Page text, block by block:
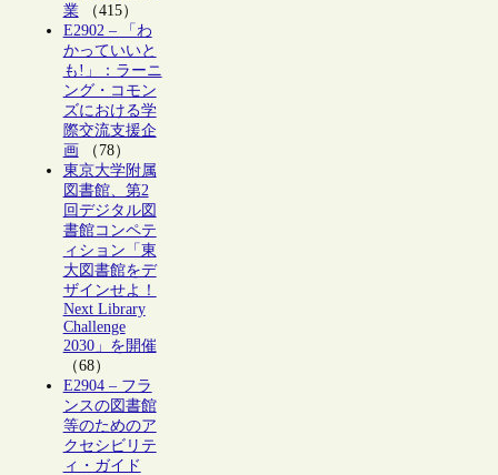
業（415）
E2902 – 「わ
かっていいと
も!」：ラーニ
ング・コモン
ズにおける学
際交流支援企
画（78）
東京大学附属
図書館、第2
回デジタル図
書館コンペテ
ィション「東
大図書館をデ
ザインせよ！
Next Library
Challenge
2030」を開催
（68）
E2904 – フラ
ンスの図書館
等のためのア
クセシビリテ
ィ・ガイド